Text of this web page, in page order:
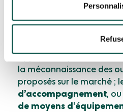
De plus, certainsfreins à
la méconnaissance des
proposés sur le marché ;
d’accompagnement,
de moyens